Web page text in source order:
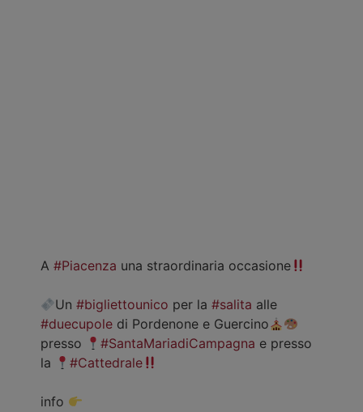
A #Piacenza una straordinaria occasione
Un#bigliettounico per la#salita alle
#duecupole di Pordenone e Guercino
presso
#SantaMariadiCampagna e presso
la
#Cattedrale
info